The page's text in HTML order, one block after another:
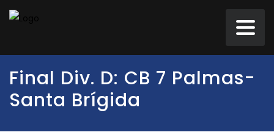
Final Div. D: CB 7 Palmas-
Santa Brígida